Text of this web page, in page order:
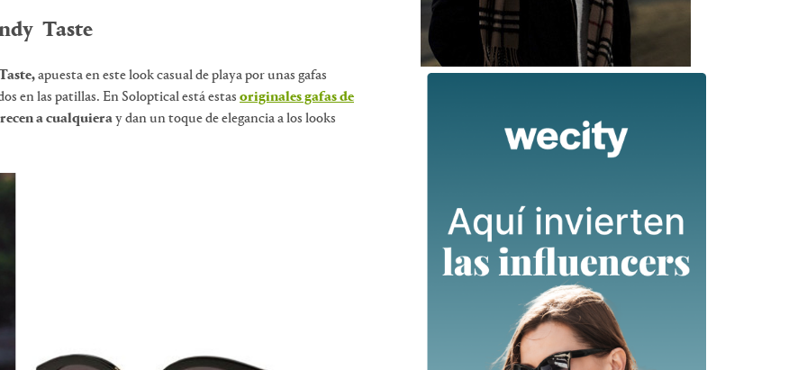
Taste
apuesta en este look casual de playa por unas gafas
en las patillas. En Soloptical está estas originales gafas de
a cualquieray dan un toque de elegancia a los looks